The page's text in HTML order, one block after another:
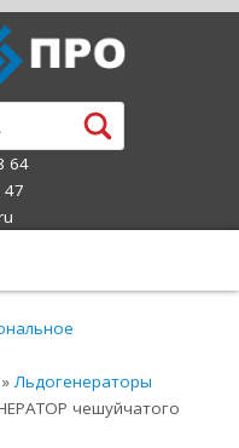
64
47
»Льдогенераторы
чешуйчатого